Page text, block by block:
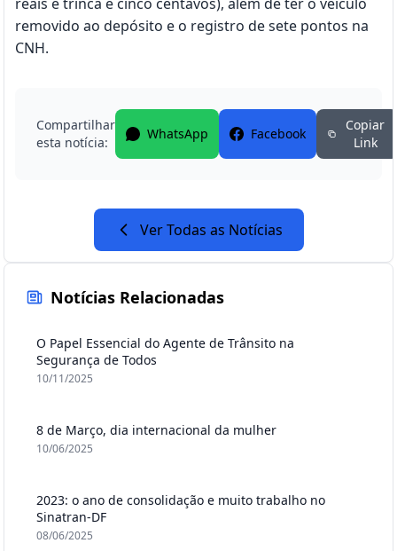
removido ao depósito e o registro de sete pontos na
CNH.
Compartilhar
esta notícia:
WhatsApp Facebook
Copiar
Link
Ver Todas as Notícias
Notícias Relacionadas
O Papel Essencial do Agente de Trânsito na
Segurança de Todos
10/11/2025
8 de Março, dia internacional da mulher
10/06/2025
2023: o ano de consolidação e muito trabalho no
Sinatran-DF
08/06/2025